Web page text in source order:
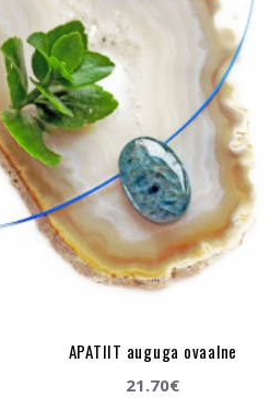
APATIIT auguga ovaalne
21.70€